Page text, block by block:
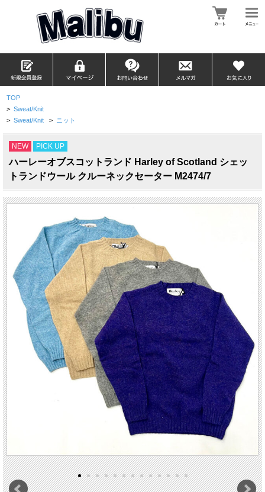
TOP
> Sweat/Knit
> Sweat/Knit > ニット
NEW PICK UP
ハーレーオブスコットランド Harley of Scotland シェッ
トランドウール クルーネックセーター M2474/7